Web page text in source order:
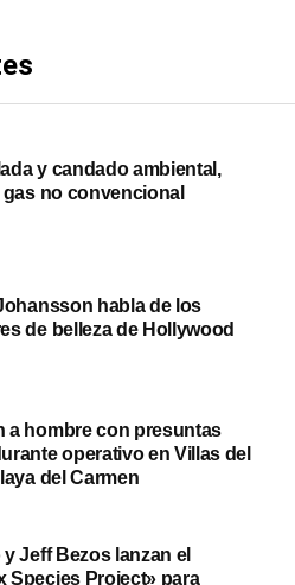
y candado ambiental,
no convencional
habla de los
de belleza de Hollywood
a hombre con presuntas
operativo en Villas del
del Carmen
y Jeff Bezos lanzan el
Species Project» para